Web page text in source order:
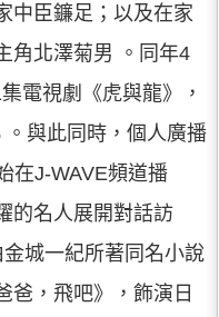
中臣鐮足；以及在家
角北澤菊男 。同年4
電視劇《虎與龍》，
與此同時，個人廣播
在J-WAVE頻道播
的名人展開對話訪
城一紀所著同名小說
爸，飛吧》，飾演日